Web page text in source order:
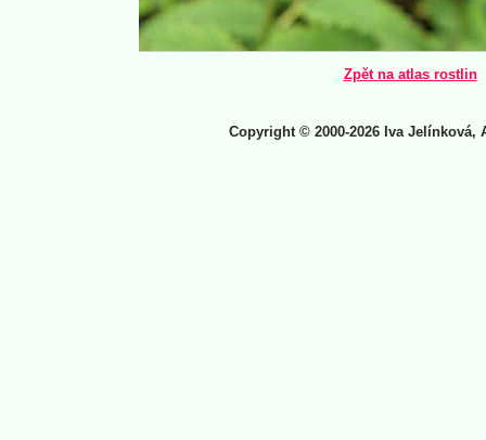
Zpět na atlas rostlin
Copyright © 2000-2026 Iva Jelínková,